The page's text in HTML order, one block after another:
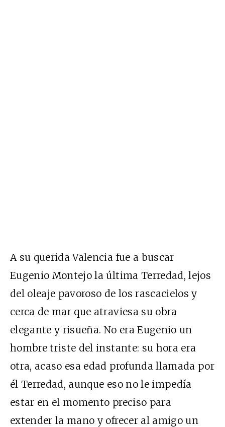
A su querida Valencia fue a buscar
Eugenio Montejo la última Terredad, lejos
del oleaje pavoroso de los rascacielos y
cerca de mar que atraviesa su obra
elegante y risueña. No era Eugenio un
hombre triste del instante: su hora era
otra, acaso esa edad profunda llamada por
él Terredad, aunque eso no le impedía
estar en el momento preciso para
extender la mano y ofrecer al amigo un